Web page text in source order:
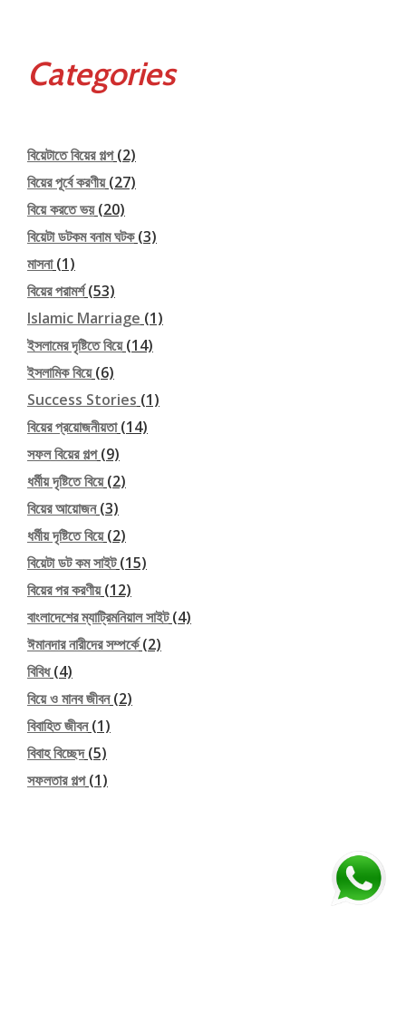
Categories
বিয়েটাতে বিয়ের গল্প(2)
বিয়ের পূর্বে করণীয়(27)
বিয়ে করতে ভয়(20)
বিয়েটা ডটকম বনাম ঘটক(3)
মাসনা(1)
বিয়ের পরামর্শ(53)
Islamic Marriage (1)
ইসলামের দৃষ্টিতে বিয়ে(14)
ইসলামিক বিয়ে(6)
Success Stories (1)
বিয়ের প্রয়োজনীয়তা(14)
সফল বিয়ের গল্প(9)
ধর্মীয় দৃষ্টিতে বিয়ে(2)
বিয়ের আয়োজন(3)
ধর্মীয় দৃষ্টিতে বিয়ে(2)
বিয়েটা ডট কম সাইট(15)
বিয়ের পর করণীয়(12)
বাংলাদেশের ম্যাট্রিমনিয়াল সাইট(4)
ঈমানদার নারীদের সম্পর্কে(2)
বিবিধ(4)
বিয়ে ও মানব জীবন(2)
বিবাহিত জীবন(1)
বিবাহ বিচ্ছেদ(5)
সফলতার গল্প(1)